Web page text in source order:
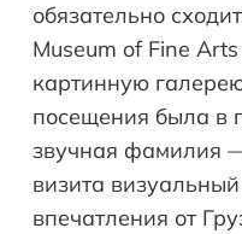
обязательно
Museum of Fine
картинную
посещения была в
звучная фамилия
визита
впечатления от